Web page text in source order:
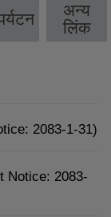
अन्य
लिंक
2083-1-31)
Notice: 2083-